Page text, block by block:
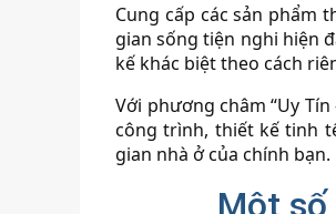
Cung cấp các sản phẩm
gian sống tiện nghi hiện
kế khác biệt theo cách
Với phương châm “Uy
công trình, thiết kế tinh
gian nhà ở của chính bạn.
Một